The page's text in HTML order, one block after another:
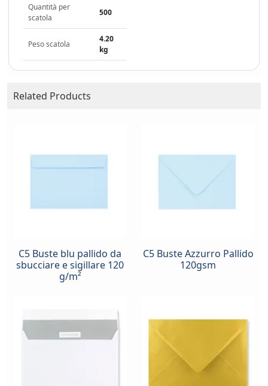
Quantità per
scatola
500
Peso scatola
4.20
kg
Related Products
C5 Buste blu pallido da
sbucciare e sigillare 120
g/m²
C5 Buste Azzurro Pallido
120gsm